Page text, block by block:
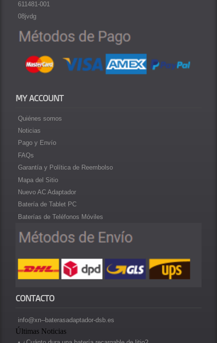
611481-001
08jvdg
MY ACCOUNT
Quiénes somos
Noticias
Pago y Envío
FAQs
Garantía y Política de Reembolso
Mapa del Sitio
Nuevo AC Adaptador
Batería de Tablet PC
Baterías de Teléfonos Móviles
CONTACTO
info@xn--baterasadaptador-dsb.es
Últimas Noticias